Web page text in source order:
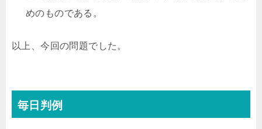
めのものである。
以上、今回の問題でした。
毎日判例